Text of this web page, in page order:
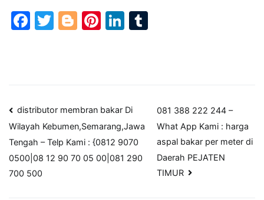
Facebook
Twitter
Blogger
Pinterest
LinkedIn
Post
navigation
distributor membran bakar Di
Wilayah Kebumen,Semarang,Jawa
Tengah – Telp Kami : {0812 9070
0500|08 12 90 70 05 00|081 290
700 500
081 388 222 244 –
What App Kami : harga
aspal bakar per meter di
Daerah PEJATEN
TIMUR